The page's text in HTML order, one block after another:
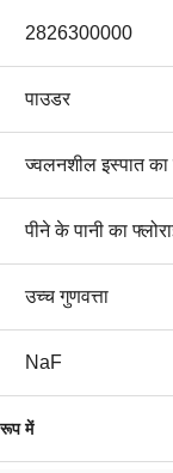
2826300000
पाउडर
ज्वलनशील इस्पात का
पीने के पानी का
उच्च गुणवत्ता
NaF
रूप में